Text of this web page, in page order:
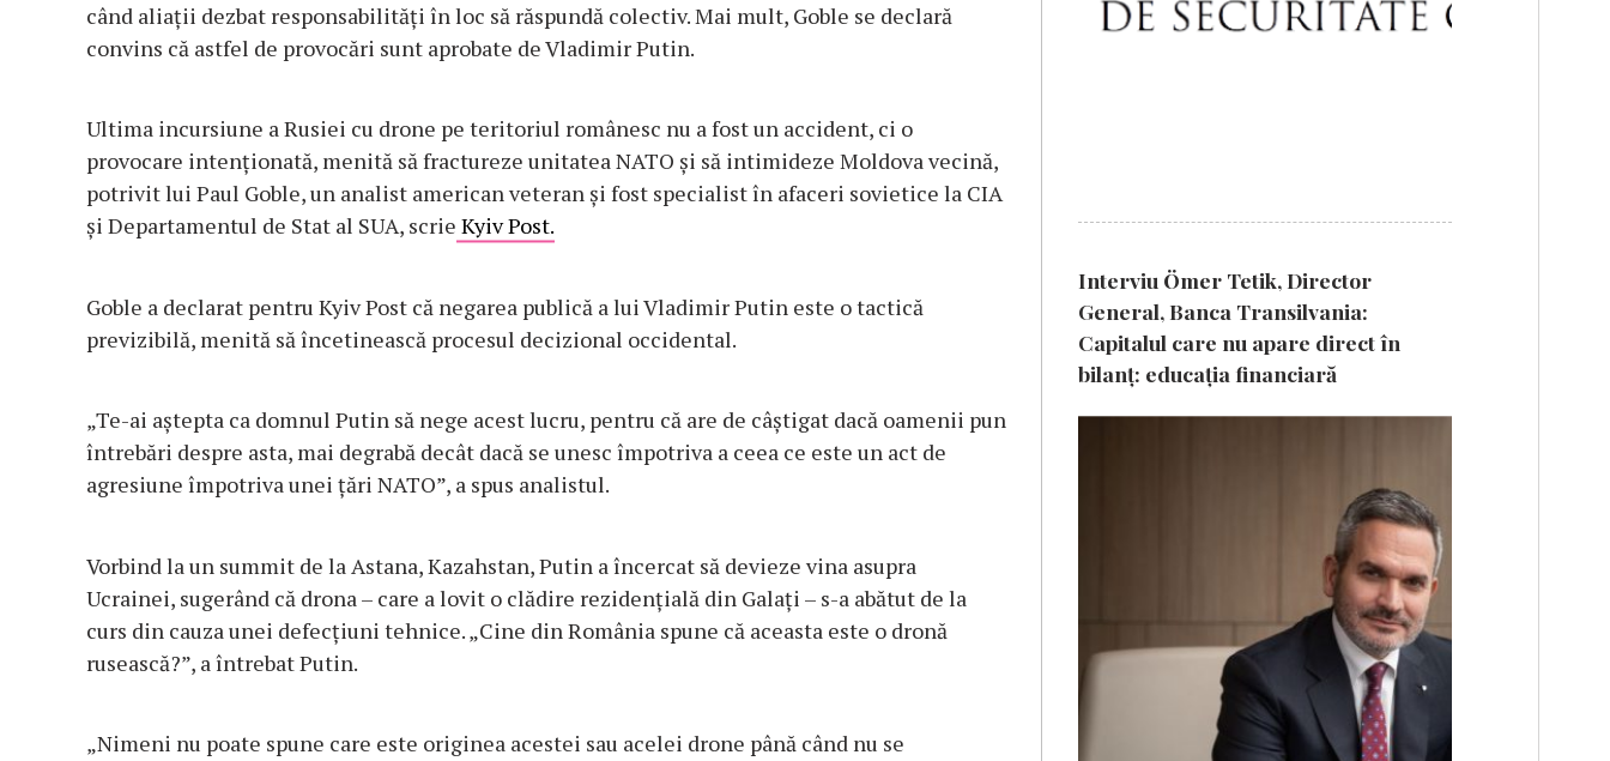
când aliații dezbat responsabilități în loc să răspundă colectiv. Mai mult, Goble se declară
convins că astfel de provocări sunt aprobate de Vladimir Putin.
Ultima incursiune a Rusiei cu drone pe teritoriul românesc nu a fost un accident, ci o
provocare intenționată, menită să fractureze unitatea NATO și să intimideze Moldova vecină,
potrivit lui Paul Goble, un analist american veteran și fost specialist în afaceri sovietice la CIA
și Departamentul de Stat al SUA, scrie Kyiv Post.
Goble a declarat pentru Kyiv Post că negarea publică a lui Vladimir Putin este o tactică
previzibilă, menită să încetinească procesul decizional occidental.
„Te-ai aștepta ca domnul Putin să nege acest lucru, pentru că are de câștigat dacă oamenii pun
întrebări despre asta, mai degrabă decât dacă se unesc împotriva a ceea ce este un act de
agresiune împotriva unei țări NATO”, a spus analistul.
Vorbind la un summit de la Astana, Kazahstan, Putin a încercat să devieze vina asupra
Ucrainei, sugerând că drona – care a lovit o clădire rezidențială din Galați – s-a abătut de la
curs din cauza unei defecțiuni tehnice. „Cine din România spune că aceasta este o dronă
rusească?”, a întrebat Putin.
„Nimeni nu poate spune care este originea acestei sau acelei drone până când nu se
Interviu Ömer Tetik, Director
General, Banca Transilvania:
Capitalul care nu apare direct în
bilanț: educația financiară